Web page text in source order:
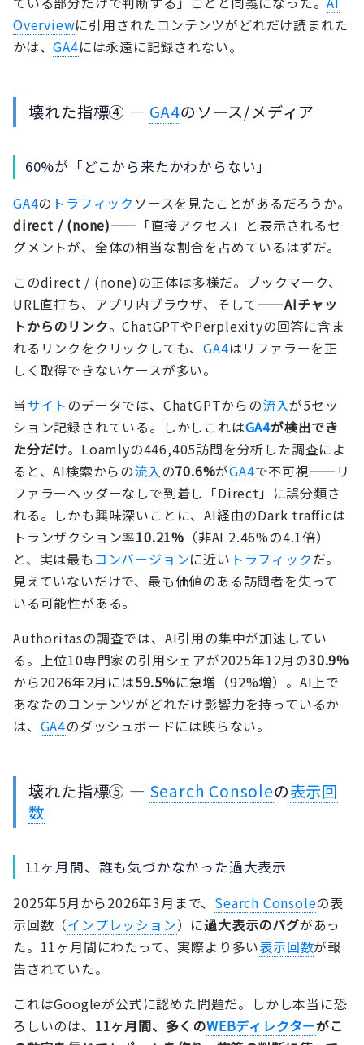
Overviewに引用されたコンテンツがどれだけ読まれた
かは、GA4には永遠に記録されない。
壊れた指標④ — GA4のソース/メディア
60%が「どこから来たかわからない」
GA4の トラフィック ソースを見たことがあるだろうか。
direct / (none)——「直接アクセス」と表示されるセ
グメントが、全体の相当な割合を占めているはずだ。
このdirect / (none)の正体は多様だ。ブックマーク、
URL直打ち、アプリ内ブラウザ、そして——AIチャッ
トからのリンク。ChatGPTやPerplexityの回答に含ま
れるリンクをクリックしても、GA4はリファラーを正
しく取得できないケースが多い。
当サイトのデータでは、ChatGPTからの流入が5セッ
ション記録されている。しかしこれはGA4が検出でき
た分だけ。Loamlyの446,405訪問を分析した調査によ
ると、AI検索からの流入 の70.6%がGA4で不可視——リ
ファラーヘッダーなしで到着し「Direct」に誤分類さ
れる。しかも興味深いことに、AI経由のDark trafficは
トランザクション率10.21% （非AI 2.46%の4.1倍）
と、実は最も コンバージョンに近い トラフィックだ。
見えていないだけで、最も価値のある訪問者を失って
いる可能性がある。
Authoritasの調査では、AI引用の集中が加速してい
る。上位10専門家の引用シェアが2025年12月の30.9%
から2026年2月には59.5%に急増（92%増）。AI上で
あなたのコンテンツがどれだけ影響力を持っているか
は、 GA4のダッシュボードには映らない。
壊れた指標⑤ — Search Consoleの表示回
数
11ヶ月間、誰も気づかなかった過大表示
2025年5月から2026年3月まで、 Search Consoleの表
示回数（インプレッション）に過大表示のバグがあっ
た。11ヶ月間にわたって、実際より多い表示回数が報
告されていた。
これはGoogleが公式に認めた問題だ。しかし本当に恐
ろしいのは、 11ヶ月間、多くのWEBディレクターがこ